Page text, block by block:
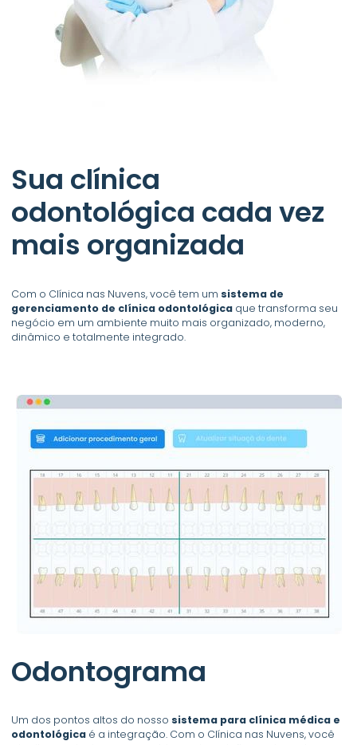
Sua clínica
odontológica cada vez
mais organizada
Com o Clínica nas Nuvens, você tem um sistema de
gerenciamento de clínica odontológica que transforma seu
negócio em um ambiente muito mais organizado, moderno,
dinâmico e totalmente integrado.
Odontograma
Um dos pontos altos do nosso sistema para clínica médica e
odontológica é a integração. Com o Clínica nas Nuvens, você